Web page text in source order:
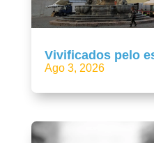
Vivificados pelo
Ago 3, 2026